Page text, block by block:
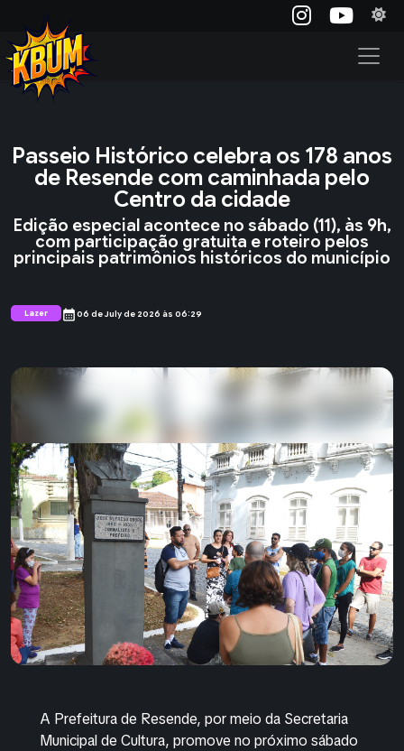
Passeio Histórico celebra os 178 anos
de Resende com caminhada pelo
Centro da cidade
Edição especial acontece no sábado (11), às 9h,
com participação gratuita e roteiro pelos
principais patrimônios históricos do município
Lazer calendar_month06 de July de 2026 às 06:29
A Prefeitura de Resende, por meio da Secretaria
Municipal de Cultura, promove no próximo sábado